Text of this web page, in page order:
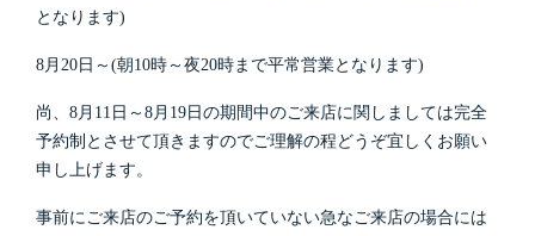
となります)
8月20日～(朝10時～夜20時まで平常営業となります)
尚、8月11日～8月19日の期間中のご来店に関しましては完全
予約制とさせて頂きますのでご理解の程どうぞ宜しくお願い
申し上げます。
事前にご来店のご予約を頂いていない急なご来店の場合には